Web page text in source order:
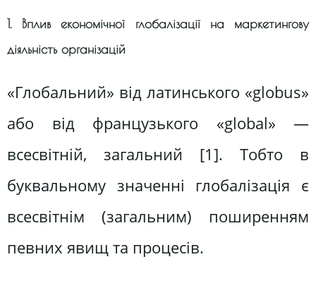
1. Вплив економічної глобалізації на маркетингову
діяльність організацій
«Глобальний» від латинського «globus»
або від французького «global» —
всесвітній, загальний [1]. Тобто в
буквальному значенні глобалізація є
всесвітнім (загальним) поширенням
певних явищ та процесів.